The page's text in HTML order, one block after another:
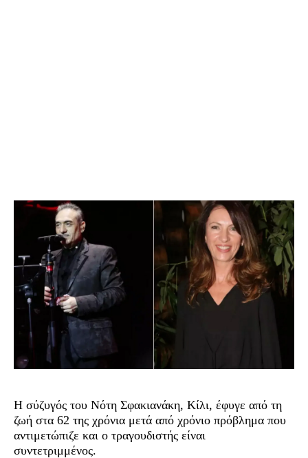
Η σύζυγός του Νότη Σφακιανάκη, Κίλι, έφυγε από τη
ζωή στα 62 της χρόνια μετά από χρόνιο πρόβλημα που
αντιμετώπιζε και ο τραγουδιστής είναι
συντετριμμένος.